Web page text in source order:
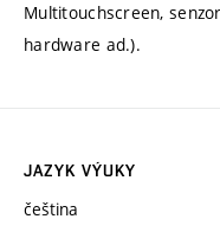
Multitouchscreen,
hardware ad.).
JAZYK VÝUKY
čeština